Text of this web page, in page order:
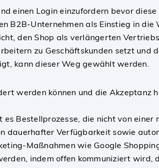
einen Login einzufordern bevor
B2B-Unternehmen als Einstieg in
den Shop als verlängerten
zu Geschäftskunden setzt
kann dieser Weg gewählt werden.
werden können und die Akzeptanz
Bestellprozesse, die nicht von
dauerhafter Verfügbarkeit sowie
Maßnahmen wie Google
indem offen kommuniziert wird,